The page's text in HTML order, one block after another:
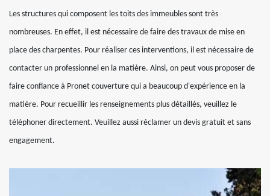
Les structures qui composent les toits des immeubles sont très
nombreuses. En effet, il est nécessaire de faire des travaux de mise en
place des charpentes. Pour réaliser ces interventions, il est nécessaire de
contacter un professionnel en la matière. Ainsi, on peut vous proposer de
faire confiance à Pronet couverture qui a beaucoup d'expérience en la
matière. Pour recueillir les renseignements plus détaillés, veuillez le
téléphoner directement. Veuillez aussi réclamer un devis gratuit et sans
engagement.